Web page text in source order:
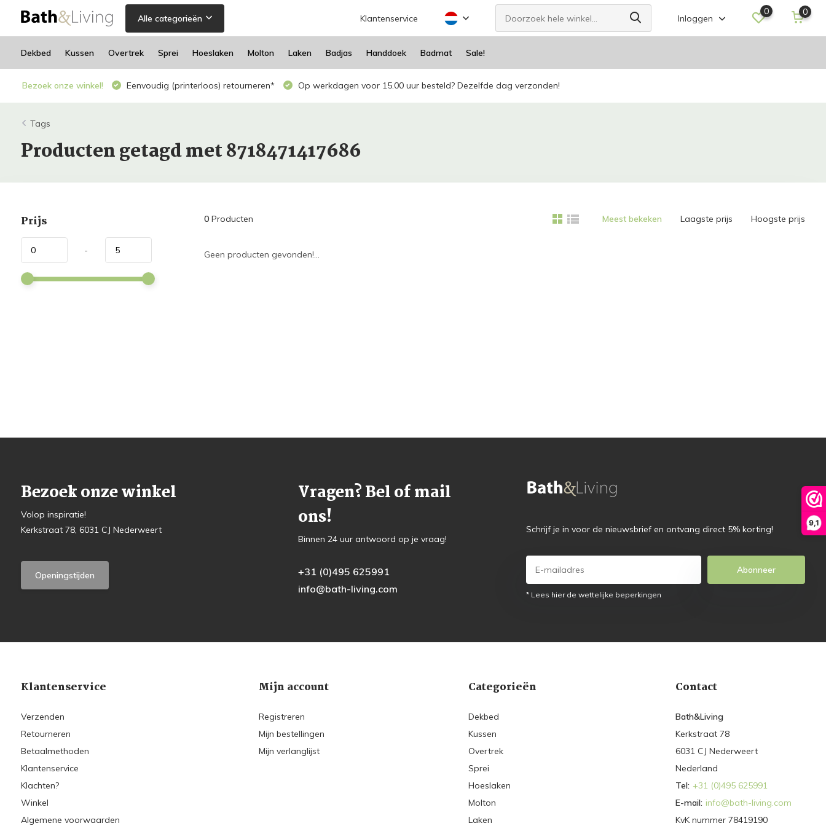
9,1
Alle categorieën Klantenservice Inloggen
0 0
Dekbed Kussen Overtrek Sprei Hoeslaken Molton Laken Badjas Handdoek Badmat Sale!
Bezoek onze winkel! Eenvoudig (printerloos) retourneren* Op werkdagen voor 15.00 uur besteld? Dezelfde dag verzonden!
Tags
Producten getagd met 8718471417686
Prijs
-
0Producten Meest bekeken Laagste prijs Hoogste prijs
Geen producten gevonden!...
Bezoek onze winkel
Volop inspiratie!
Kerkstraat 78, 6031 CJ Nederweert
Openingstijden
Vragen? Bel of mail
ons!
Binnen 24 uur antwoord op je vraag!
+31 (0)495 625991
info@bath-living.com
Schrijf je in voor de nieuwsbrief en ontvang direct 5% korting!
Abonneer
* Lees hier de wettelijke beperkingen
Klantenservice
Verzenden
Retourneren
Betaalmethoden
Klantenservice
Klachten?
Winkel
Algemene voorwaarden
Mijn account
Registreren
Mijn bestellingen
Mijn verlanglijst
Categorieën
Dekbed
Kussen
Overtrek
Sprei
Hoeslaken
Molton
Laken
Contact
Bath&Living
Kerkstraat 78
6031 CJ Nederweert
Nederland
Tel: +31 (0)495 625991
E-mail: info@bath-living.com
KvK nummer 78419190